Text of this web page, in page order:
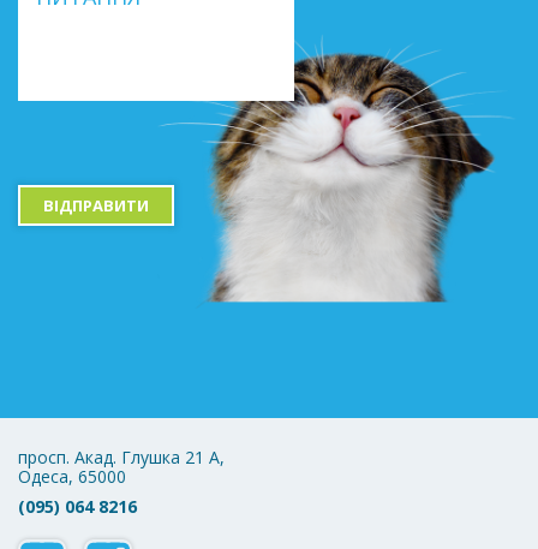
ВІДПРАВИТИ
просп. Акад. Глушка 21 А,
Одеса, 65000
(095) 064 8216